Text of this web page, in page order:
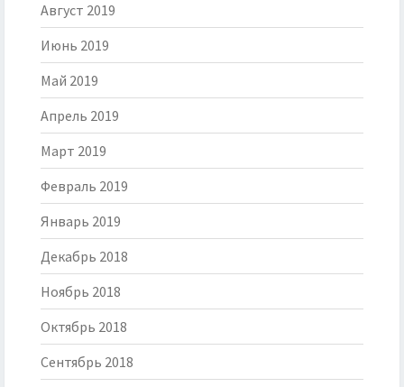
Август 2019
Июнь 2019
Май 2019
Апрель 2019
Март 2019
Февраль 2019
Январь 2019
Декабрь 2018
Ноябрь 2018
Октябрь 2018
Сентябрь 2018